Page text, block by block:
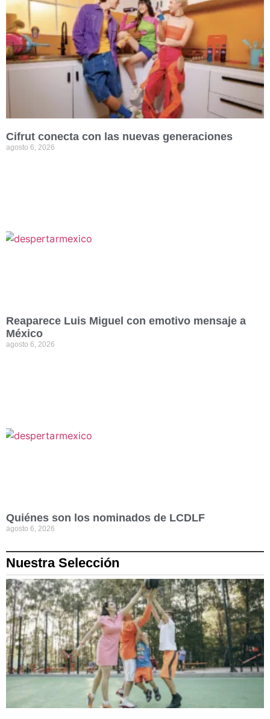
Cifrut conecta con las nuevas generaciones
agosto 6, 2026
Reaparece Luis Miguel con emotivo mensaje a
México
agosto 6, 2026
Quiénes son los nominados de LCDLF
agosto 6, 2026
Nuestra Selección